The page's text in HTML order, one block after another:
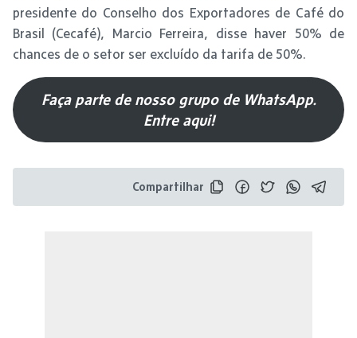
presidente do Conselho dos Exportadores de Café do
Brasil (Cecafé), Marcio Ferreira, disse haver 50% de
chances de o setor ser excluído da tarifa de 50%.
Faça parte de nosso grupo de WhatsApp.
Entre aqui!
Compartilhar